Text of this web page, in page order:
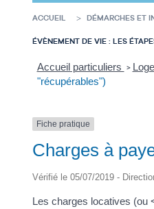
ACCUEIL DÉMARCHES ET
ÉVÈNEMENT DE VIE : LES
Accueil particuliers >
"récupérables")
Fiche pratique
Charges à
Vérifié le 05/07/2019 -
Les charges locatives (ou